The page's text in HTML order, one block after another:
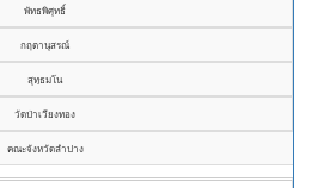
พัทธพิศุทธิ์
กฤตานุสรณ์
สุทฺธมโน
วัดป่าเวียงทอง
คณะจังหวัดลำปาง